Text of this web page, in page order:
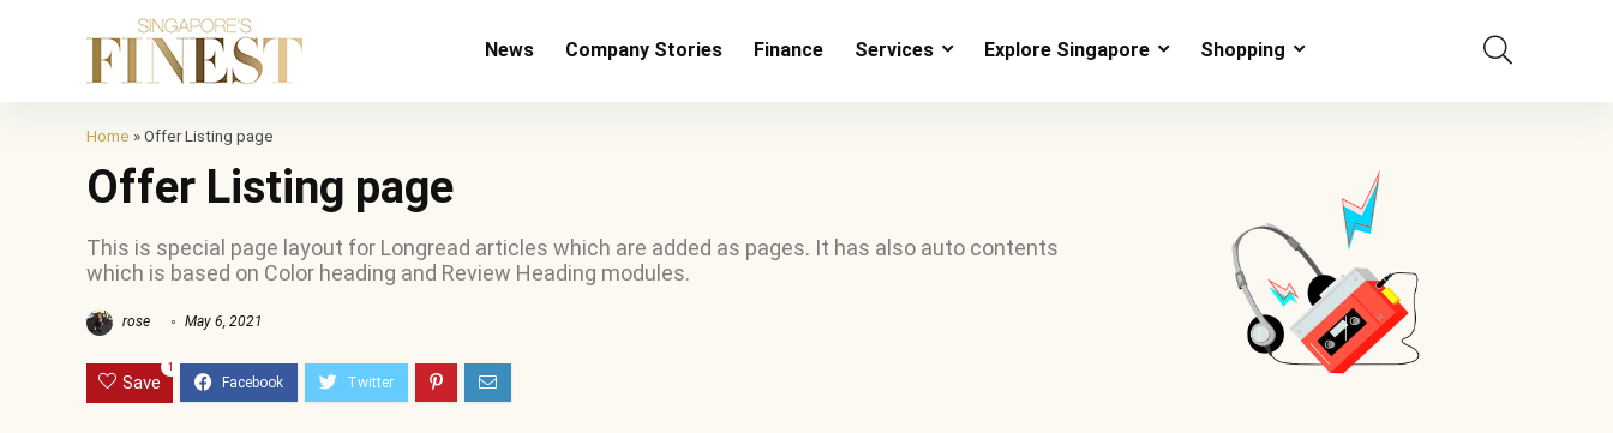
News Company Stories Finance Services Explore Singapore Shopping
Home »Offer Listing page
Offer Listing page
This is special page layout for Longread articles which are added as pages. It has also auto contents
which is based on Color heading and Review Heading modules.
rose May 6, 2021
Save
1